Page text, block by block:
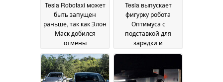
Tesla Robotaxi может
быть запущен
раньше, так как Элон
Маск добился
отмены
общенационального
закона об
автономных
Tesla выпускает
фигурку робота
Оптимуса с
подставкой для
зарядки и
кибермолотом, а
диафильмы Plaid17